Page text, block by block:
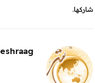
شاركها.
eshraag